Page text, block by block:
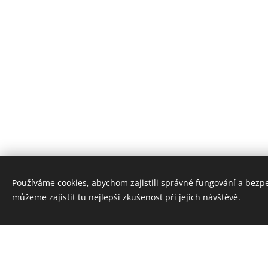
Používáme cookies, abychom zajistili správné fungování a
můžeme zajistit tu nejlepší zkušenost při jejich návštěvě.